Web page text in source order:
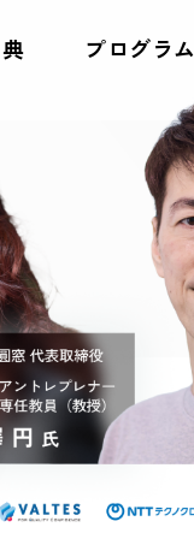
プログラム